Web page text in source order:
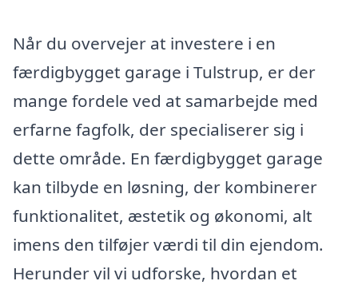
Når du overvejer at investere i en
færdigbygget garage i Tulstrup, er der
mange fordele ved at samarbejde med
erfarne fagfolk, der specialiserer sig i
dette område. En færdigbygget garage
kan tilbyde en løsning, der kombinerer
funktionalitet, æstetik og økonomi, alt
imens den tilføjer værdi til din ejendom.
Herunder vil vi udforske, hvordan et